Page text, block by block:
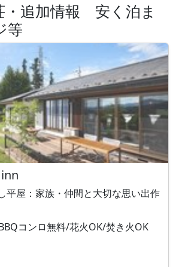
・追加情報 安く泊ま
等
平屋：家族・仲間と大切な思い出作
コンロ無料/花火OK/焚き火OK